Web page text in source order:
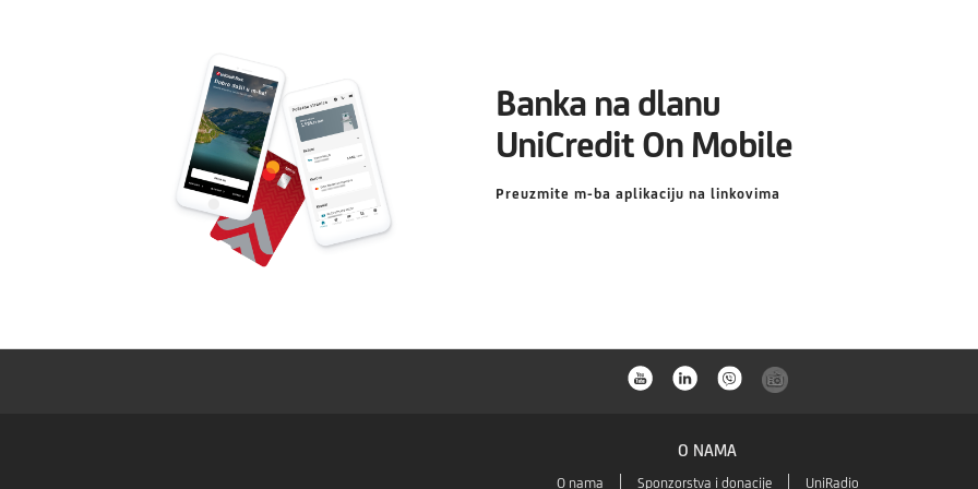
Banka na dlanu
UniCredit On Mobile
Preuzmite m-ba aplikaciju na linkovima
O NAMA
O nama Sponzorstva i donacije UniRadio